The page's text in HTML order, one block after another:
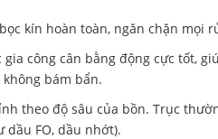
kín hoàn toàn, ngăn chặn mọi
gia công cân bằng động cực tốt,
bám bẩn.
theo độ sâu của bồn. Trục
dầu FO, dầu nhớt).